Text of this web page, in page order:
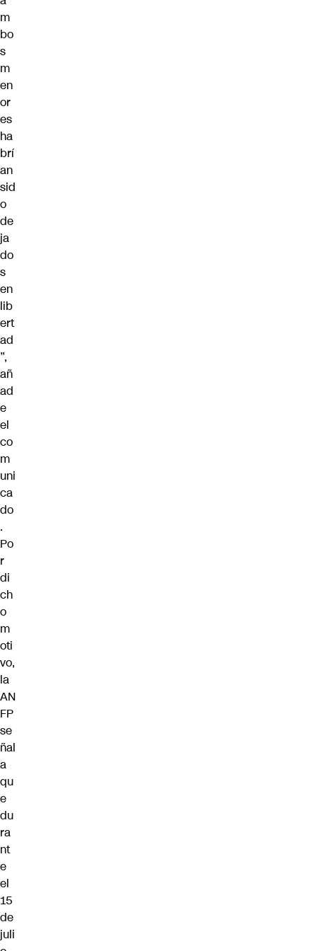
m
bo
s
m
en
or
es
ha
brí
an
sid
o
de
ja
do
s
en
lib
ert
ad
”,
añ
ad
e
el
co
m
uni
ca
do
.
Po
r
di
ch
o
m
oti
vo,
la
AN
FP
se
ñal
a
qu
e
du
ra
nt
e
el
15
de
juli